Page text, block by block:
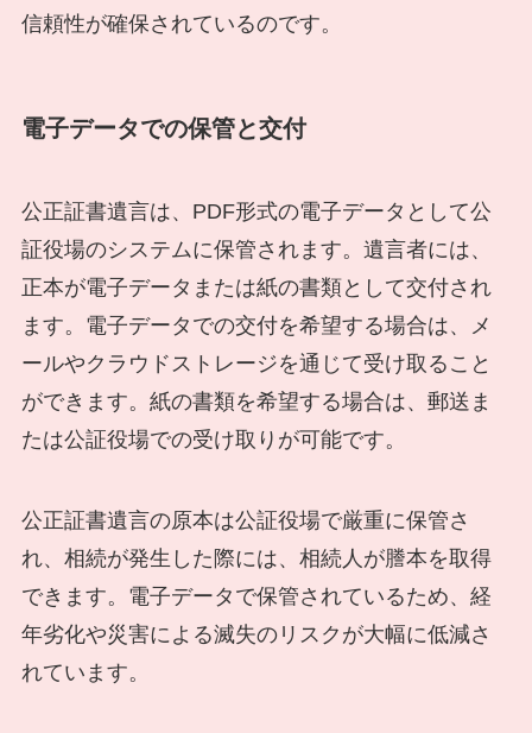
信頼性が確保されているのです。
電子データでの保管と交付
公正証書遺言は、PDF形式の電子データとして公
証役場のシステムに保管されます。遺言者には、
正本が電子データまたは紙の書類として交付され
ます。電子データでの交付を希望する場合は、メ
ールやクラウドストレージを通じて受け取ること
ができます。紙の書類を希望する場合は、郵送ま
たは公証役場での受け取りが可能です。
公正証書遺言の原本は公証役場で厳重に保管さ
れ、相続が発生した際には、相続人が謄本を取得
できます。電子データで保管されているため、経
年劣化や災害による滅失のリスクが大幅に低減さ
れています。